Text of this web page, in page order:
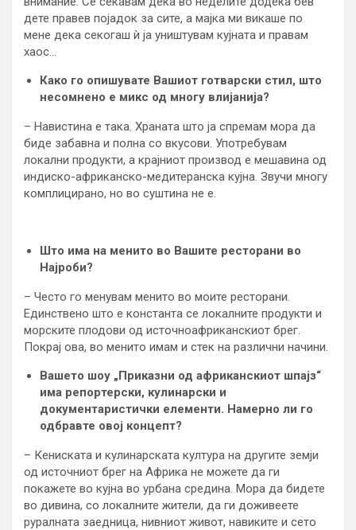
дете правев појадок за сите, а мајка ми викаше по
мене дека секогаш ѝ ја уништувам кујната и правам
хаос…
Како го опишувате Вашиот готварски стил, што
несомнено е микс од многу влијанија?
– Навистина е така. Храната што ја спремам мора да
биде забавна и полна со вкусови. Употребувам
локални продукти, а крајниот производ е мешавина од
индиско-африканско-медитеранска кујна. Звучи многу
комплицирано, но во суштина не е.
Што има на менито во Вашите ресторани во
Најроби?
– Често го менувам менито во моите ресторани.
Единствено што е константа се локалните продукти и
морските плодови од источноафриканскиот брег.
Покрај ова, во менито имам и стек на различни начини.
Вашето шоу „Приказни од африканскиот шпајз“
има репортерски, кулинарски и
документаристички елементи. Намерно ли го
одбравте овој концепт?
– Кениската и кулинарската култура на другите земји
од источниот брег на Африка не можете да ги
покажете во кујна во урбана средина. Мора да бидете
во дивина, со локалните жители, да ги доживеете
руралната заедница, нивниот живот, навиките и сето